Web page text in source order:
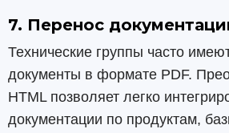
7. Перенос
Технические группы часто
документы в формате PDF.
HTML позволяет легко
документации по продуктам,